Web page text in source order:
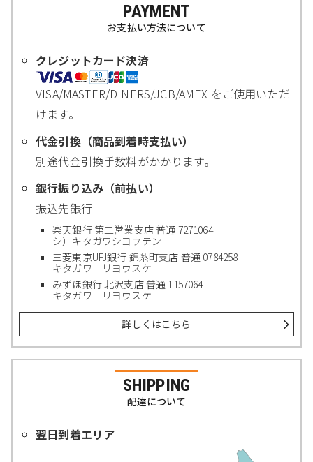
PAYMENT
お支払い方法について
クレジットカード決済
VISA/MASTER/DINERS/JCB/AMEX をご使用いただ
けます。
代金引換（商品到着時支払い）
別途代金引換手数料がかかります。
銀行振り込み（前払い）
振込先銀行
楽天銀行 第二営業支店 普通 7271064
シ）キタガワシヨウテン
三菱東京UFJ銀行 錦糸町支店 普通 0784258
キタガワ リヨウスケ
みずほ銀行 北沢支店 普通 1157064
キタガワ リヨウスケ
詳しくはこちら
SHIPPING
配達について
翌日到着エリア